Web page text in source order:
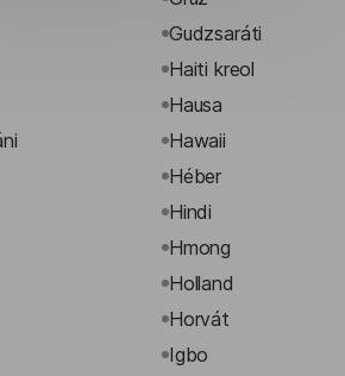
Gudzsaráti
Haiti kreol
Hausa
Hawaii
Héber
Hindi
Hmong
Holland
Horvát
Igbo